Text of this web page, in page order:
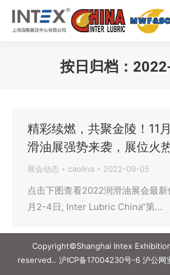
按日归档：
精彩续燃，共聚金陵！11
滑油展强势来袭，展位火
展会动态 caolina 2022-09-05
点击下图查看2022润滑油展会最新
月2-4日, Inter Lubric China“第…
Copyright©Shanghai Intex
reserved.. 沪ICP备17004230号-6沪公网